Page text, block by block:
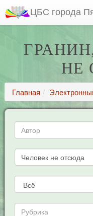
ЦБС города
НЕ
Главная